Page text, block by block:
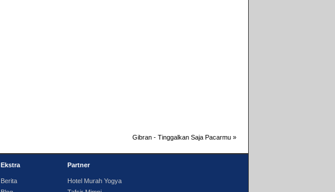
Gibran - Tinggalkan Saja Pacarmu »
Ekstra
Berita
Partner
Hotel Murah Yogya